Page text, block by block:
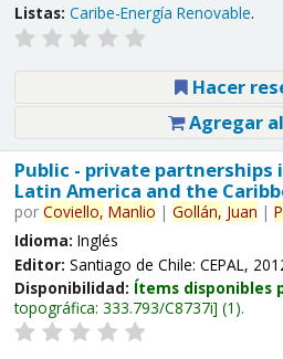
Listas: Caribe-Energía Renovable.
Hacer
Agregar
Public - private partnerships
Latin America and the
por Coviello, Manlio | Gollán, Juan |
Idioma: Inglés
Editor: Santiago de Chile: CEPAL,
Disponibilidad: Ítems disponibles
topográfica: 333.793/C8737i (1).